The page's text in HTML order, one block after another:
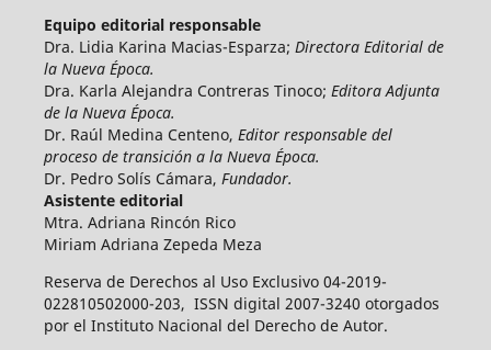
Equipo editorial responsable
Dra. Lidia Karina Macias-Esparza; Directora Editorial de
la Nueva Época.
Dra. Karla Alejandra Contreras Tinoco; Editora Adjunta
de la Nueva Época.
Dr. Raúl Medina Centeno, Editor responsable del
proceso de transición a la Nueva Época.
Dr. Pedro Solís Cámara, Fundador.
Asistente editorial
Mtra. Adriana Rincón Rico
Miriam Adriana Zepeda Meza
Reserva de Derechos al Uso Exclusivo 04-2019-
022810502000-203, ISSN digital 2007-3240 otorgados
por el Instituto Nacional del Derecho de Autor.